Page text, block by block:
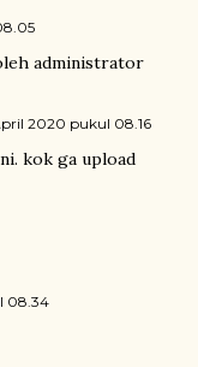
administrator
2020 pukul 08.16
kok ga upload
08.34